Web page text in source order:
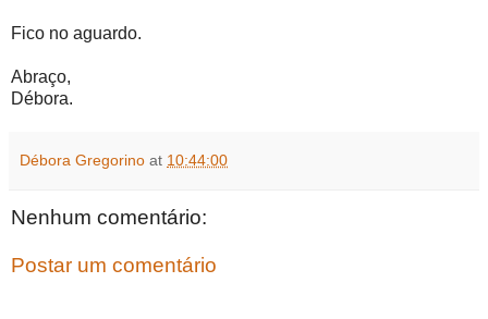
Fico no aguardo.
Abraço,
Débora.
Débora Gregorino at 10:44:00
Nenhum comentário:
Postar um comentário